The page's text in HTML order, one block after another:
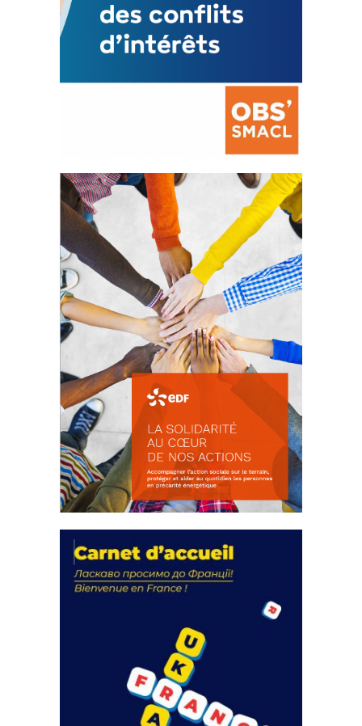
La prévention des conflits
d’intérêts
18 septembre 2023
FEUILLETER
actions
18 septembre 2023
FEUILLETER